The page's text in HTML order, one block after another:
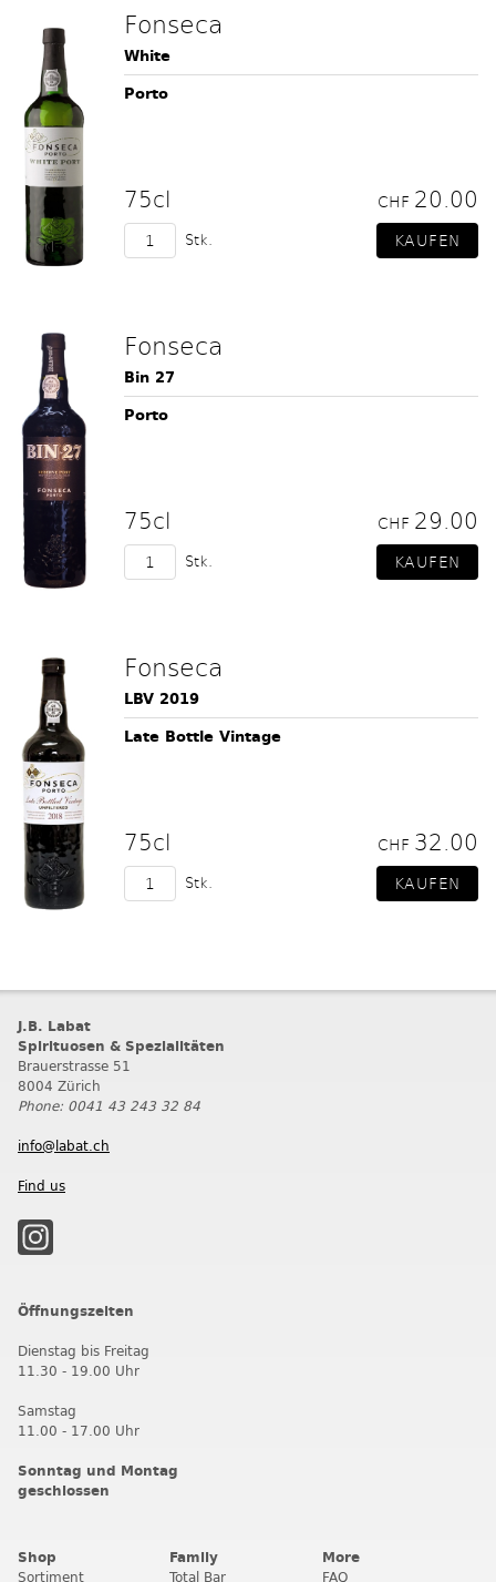
Fonseca
White
Porto
75cl CHF 20.00
Stk.
Fonseca
Bin 27
Porto
75cl CHF 29.00
Stk.
Fonseca
LBV 2019
Late Bottle Vintage
75cl CHF 32.00
Stk.
J.B. Labat
Spirituosen & Spezialitäten
Brauerstrasse 51
8004 Zürich
Phone: 0041 43 243 32 84
info@labat.ch
Find us
Öffnungszeiten
Dienstag bis Freitag
11.30 - 19.00 Uhr
Samstag
11.00 - 17.00 Uhr
Sonntag und Montag
geschlossen
Shop
Sortiment
Family
Total Bar
More
FAQ